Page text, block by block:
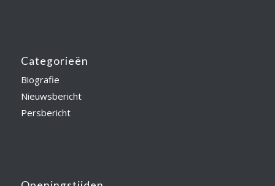
Categorieën
Biografie
Nieuwsbericht
Persbericht